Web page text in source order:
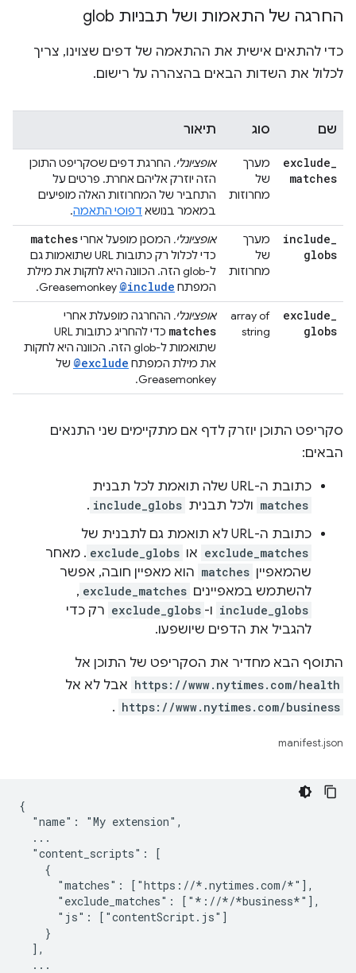
החרגה של התאמות ושל תבניות glob
כדי להתאים אישית את ההתאמה של דפים שצוינו, צריך
לכלול את השדות הבאים בהצהרה על רישום.
שם סוג תיאור
exclude_
matches
מערך
של
מחרוזות
אופציונלי. החרגת דפים שסקריפט התוכן
הזה יוזרק אליהם אחרת. פרטים על
התחביר של המחרוזות האלה מופיעים
במאמר בנושא דפוסי התאמה.
include_
globs
מערך
של
מחרוזות
אופציונלי. המסנן מופעל אחריmatches
כדי לכלול רק כתובות URL שתואמות גם
ל-glob הזה. הכוונה היא לחקות את מילת
המפתח @include
exclude_
globs
array of
string
אופציונלי. ההחרגה מופעלת אחרי
matches
כדי להחריג כתובות URL
שתואמות ל-glob הזה. הכוונה היא לחקות
את מילת המפתח @exclude של
Greasemonkey.
סקריפט התוכן יוזרק לדף אם מתקיימים שני התנאים
הבאים:
כתובת ה-URL שלה תואמת לכל תבנית
matches ולכל תבנית include_globs
.
כתובת ה-URL לא תואמת גם לתבנית של
exclude_matches או exclude_globs . מאחר
שהמאפיין matches הוא מאפיין חובה, אפשר
להשתמש במאפיינים exclude_matches
,
include_globs ו- exclude_globs רק כדי
להגביל את הדפים שיושפעו.
התוסף הבא מחדיר את הסקריפט של התוכן אל
https://www.nytimes.com/health אבל לא אל
https://www.nytimes.com/business
.
manifest.json
{
  "name": "My extension",
  ...
  "content_scripts": [
    {
      "matches": ["https://*.nytimes.com/*"],
      "exclude_matches": ["*://*/*business*"],
      "js": ["contentScript.js"]
    }
  ],
  ...